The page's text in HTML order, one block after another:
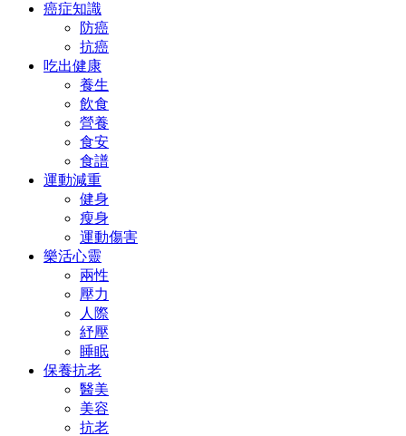
癌症知識
防癌
抗癌
吃出健康
養生
飲食
營養
食安
食譜
運動減重
健身
瘦身
運動傷害
樂活心靈
兩性
壓力
人際
紓壓
睡眠
保養抗老
醫美
美容
抗老